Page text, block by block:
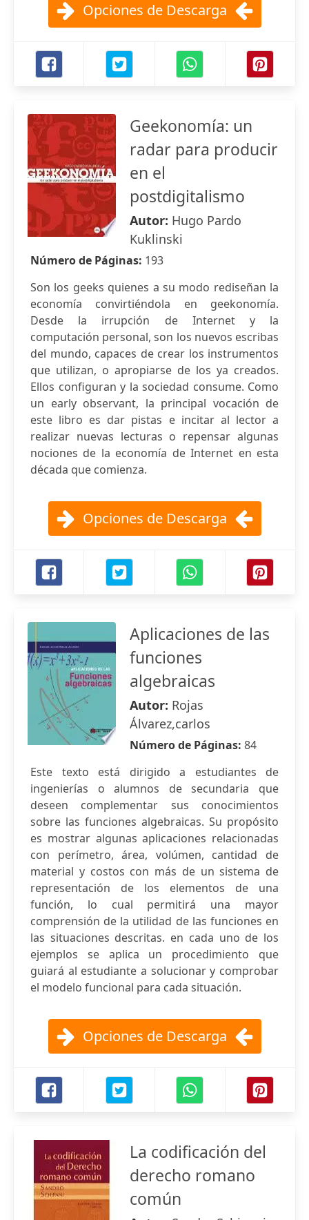
Opciones de Descarga
Geekonomía: un
radar para producir
en el
postdigitalismo
Autor: Hugo Pardo
Kuklinski
Número de Páginas: 193
Son los geeks quienes a su modo rediseñan la
economía convirtiéndola en geekonomía.
Desde la irrupción de Internet y la
computación personal, son los nuevos escribas
del mundo, capaces de crear los instrumentos
que utilizan, o apropiarse de los ya creados.
Ellos configuran y la sociedad consume. Como
un early observant, la principal vocación de
este libro es dar pistas e incitar al lector a
realizar nuevas lecturas o repensar algunas
nociones de la economía de Internet en esta
década que comienza.
Opciones de Descarga
Aplicaciones de las
funciones
algebraicas
Autor: Rojas
Álvarez,carlos
Número de Páginas: 84
Este texto está dirigido a estudiantes de
ingenierías o alumnos de secundaria que
deseen complementar sus conocimientos
sobre las funciones algebraicas. Su propósito
es mostrar algunas aplicaciones relacionadas
con perímetro, área, volúmen, cantidad de
material y costos con más de un sistema de
representación de los elementos de una
función, lo cual permitirá una mayor
comprensión de la utilidad de las funciones en
las situaciones descritas. en cada uno de los
ejemplos se aplica un procedimiento que
guiará al estudiante a solucionar y comprobar
el modelo funcional para cada situación.
Opciones de Descarga
La codificación del
derecho romano
común